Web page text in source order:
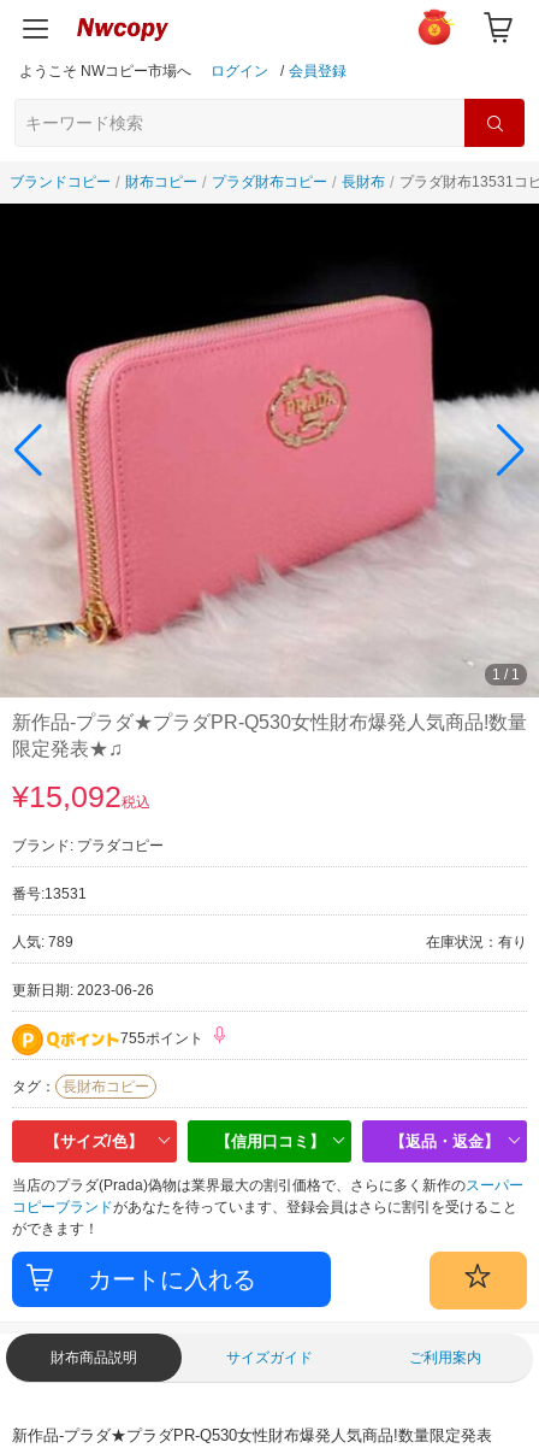
ようこそ NWコピー市場へ ログイン / 会員登録
ブランドコピー 財布コピー プラダ財布コピー 長財布 プラダ財布13531コ
1 / 1
新作品-プラダ★プラダPR-Q530女性財布爆発人気商品!数量
限定発表★♫
¥15,092税込
ブランド: プラダコピー
番号:13531
人気: 789 在庫状況：有り
更新日期: 2023-06-26
755ポイント
タグ： 長財布コピー
【サイズ/色】 【信用口コミ】 【返品・返金】
当店のプラダ(Prada)偽物は業界最大の割引価格で、さらに多く新作のスーパー
コピーブランドがあなたを待っています、登録会員はさらに割引を受けること
ができます！
財布商品説明 サイズガイド ご利用案内
新作品-プラダ★プラダPR-Q530女性財布爆発人気商品!数量限定発表